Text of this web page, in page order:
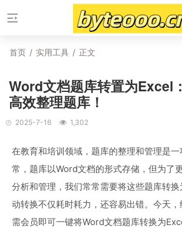
首页 / 实用工具 / 正文
Word文档题库转置为Excel
高效整理题库！
2025-7-16 1,302
在教育和培训领域，题库的整理和管理是
常，题库以Word文档的形式存储，但为了
分析和管理，我们常常需要将这些题库转
动转换不仅耗时耗力，还容易出错。今天
需会员即可一键将Word文档题库转换为